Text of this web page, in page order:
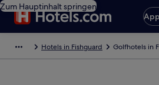
Zum Hauptinhalt springen
Hotels in Fishguard Golfhotels in